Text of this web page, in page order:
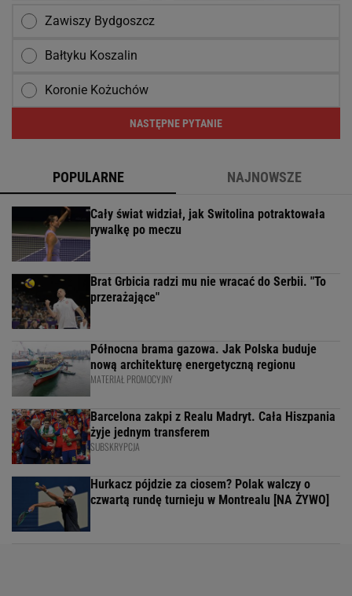
Zawiszy Bydgoszcz
Bałtyku Koszalin
Koronie Kożuchów
NASTĘPNE PYTANIE
POPULARNE NAJNOWSZE
Cały świat widział, jak Switolina potraktowała
rywalkę po meczu
Brat Grbicia radzi mu nie wracać do Serbii. "To
przerażające"
Północna brama gazowa. Jak Polska buduje
nową architekturę energetyczną regionu
MATERIAŁ PROMOCYJNY
Barcelona zakpi z Realu Madryt. Cała Hiszpania
żyje jednym transferem
SUBSKRYPCJA
Hurkacz pójdzie za ciosem? Polak walczy o
czwartą rundę turnieju w Montrealu [NA ŻYWO]